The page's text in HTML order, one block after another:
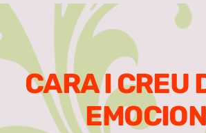
Notícies
Seccions
CARA I CREU